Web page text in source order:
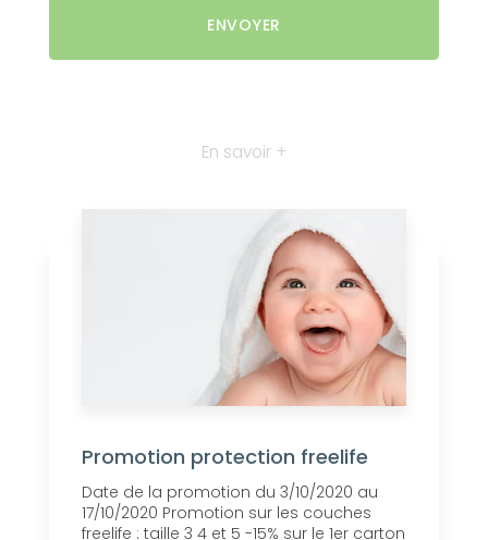
En savoir +
Promotion protection freelife
Date de la promotion du 3/10/2020 au
17/10/2020 Promotion sur les couches
freelife : taille 3 4 et 5 -15% sur le 1er carton